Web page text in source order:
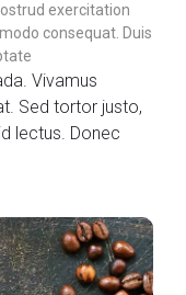
exercitation
consequat. Duis
Vivamus
Sed tortor justo,
lectus. Donec